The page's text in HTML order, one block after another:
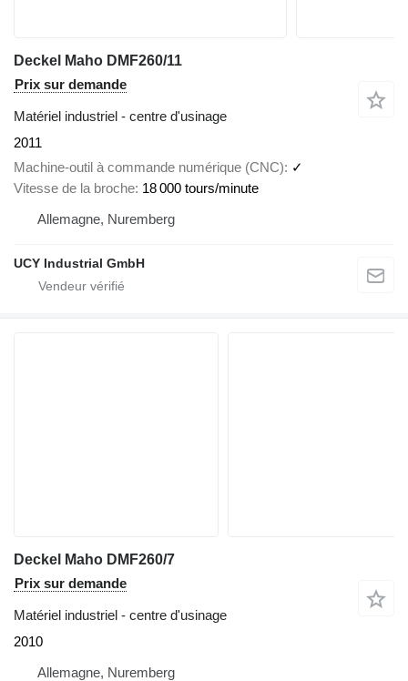
Deckel Maho DMF260/11
Prix sur demande
Matériel industriel - centre d'usinage
2011
Machine-outil à commande numérique (CNC)
✓
Vitesse de la broche 18 000 tours/minute
Allemagne, Nuremberg
UCY Industrial GmbH
Deckel Maho DMF260/7
Prix sur demande
Matériel industriel - centre d'usinage
2010
Allemagne, Nuremberg